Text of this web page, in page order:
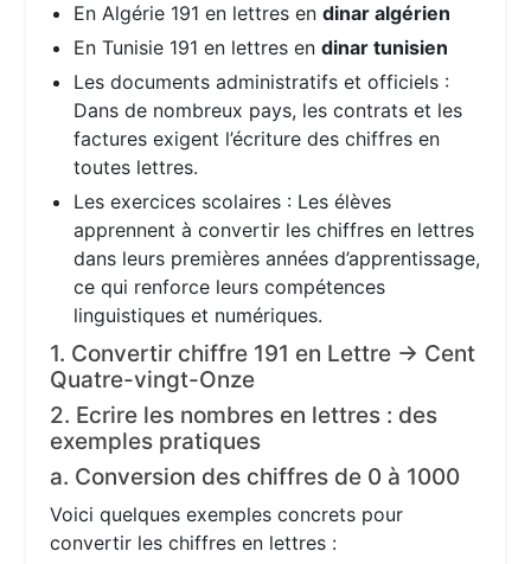
En Algérie 191 en lettres endinar algérien
En Tunisie 191 en lettres endinar tunisien
Les documents administratifs et officiels :
Dans de nombreux pays, les contrats et les
factures exigent l’écriture des chiffres en
toutes lettres.
Les exercices scolaires : Les élèves
apprennent à convertir les chiffres en lettres
dans leurs premières années d’apprentissage,
ce qui renforce leurs compétences
linguistiques et numériques.
1. Convertir chiffre 191 en Lettre → Cent
Quatre-vingt-Onze
2. Ecrire les nombres en lettres : des
exemples pratiques
a. Conversion des chiffres de 0 à 1000
Voici quelques exemples concrets pour
convertir les chiffres en lettres :